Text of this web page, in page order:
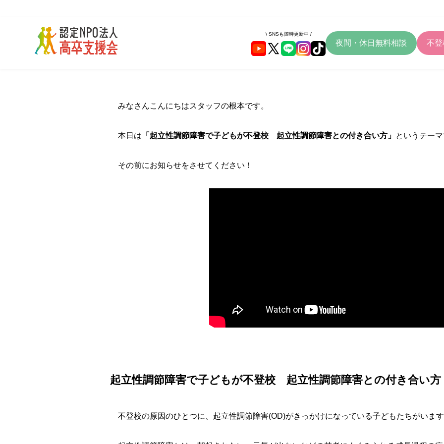
\ SNSも随時更新中 /
夜間・休日無料相談 不
みなさんこんにちはスタッフの根本です。
本日は 「起立性調節障害で子どもが不登校 起立性調節障害との付き合い方」 というテー
その前にお知らせをさせてください！
起立性調節障害で子どもが不登校 起立性調節障害との付き合い方
不登校の原因のひとつに、起立性調節障害(OD)がきっかけになっている子どもたちがいま